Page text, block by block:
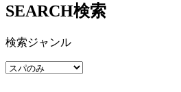
SEARCH検索
検索ジャンル